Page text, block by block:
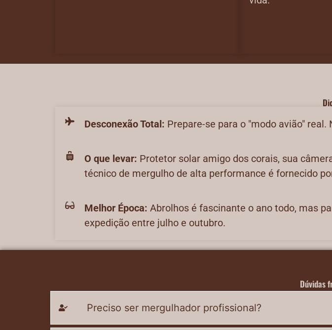
Desconexão Total: Prepare-se para o "modo avião"
O que levar: Protetor solar amigo dos corais, sua
técnico de mergulho de alta performance é fornecido
Melhor Época: Abrolhos é fascinante o ano todo, mas
expedição entre julho e outubro.
Dúvidas
Preciso ser mergulhador profissional?